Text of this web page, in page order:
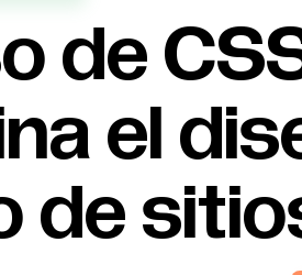
de
el
de